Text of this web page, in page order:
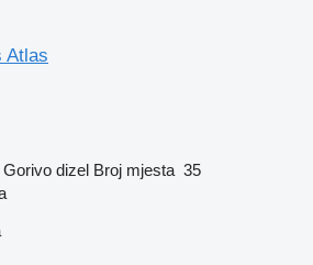
Atlas
Gorivo dizel Broj mjesta 35